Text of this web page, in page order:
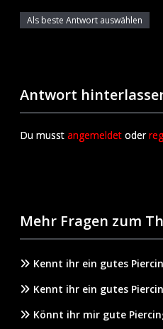
Als beste Antwort auswählen
Antwort
Du musst angemeldet oder
Mehr Fragen zum
Kennt ihr ein gutes
Kennt ihr ein gutes
Könnt ihr mir gute